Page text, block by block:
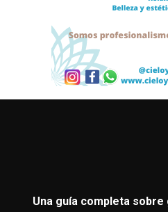
Una guía completa